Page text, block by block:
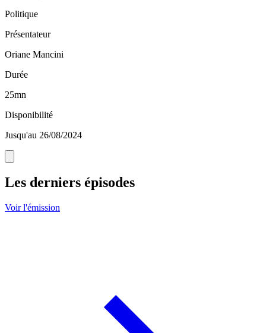
Politique
Présentateur
Oriane Mancini
Durée
25mn
Disponibilité
Jusqu'au 26/08/2024
Les derniers épisodes
Voir l'émission